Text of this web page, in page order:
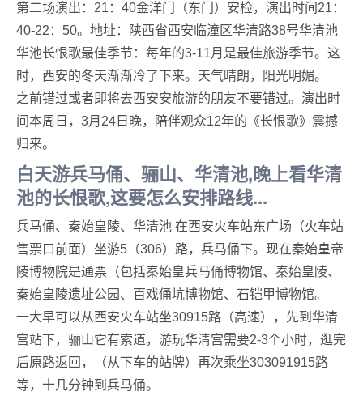
第二场演出：21：40金洋门（东门）安检，演出时间21：
40-22：50。地址：陕西省西安临潼区华清路38号华清池
华池长恨歌最佳季节：每年的3-11月是最佳旅游季节。这
时，西安的冬天渐渐冷了下来。天气晴朗，阳光明媚。
之前错过或者即将去西安安旅游的朋友不要错过。演出时
间本周日，3月24日晚，陪伴观众12年的《长恨歌》震撼
归来。
白天游兵马俑、骊山、华清池,晚上看华清
池的长恨歌,这要怎么安排路线...
兵马俑、秦始皇陵、华清池 在西安火车站东广场（火车站
售票口前面）坐游5（306）路，兵马俑下。现在秦始皇帝
陵博物院是通票（包括秦始皇兵马俑博物馆、秦始皇陵、
秦始皇陵遗址公园、百戏俑坑博物馆、石铠甲博物馆。
一大早可以从西安火车站坐30915路（高速），先到华清
宫站下，骊山它有索道，游玩华清宫需要2-3个小时，逛完
后原路返回，（从下车的站牌）再次乘坐303091915路
等，十几分钟到兵马俑。